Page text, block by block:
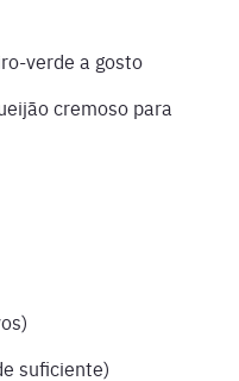
verde a gosto
cremoso para
suficiente)